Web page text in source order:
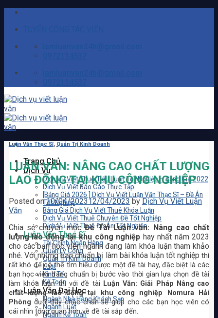
Skip
content
Trang Chủ
Dịch Vụ
Dịch Vụ Viết Thuê Tiểu Luận Tốt Nghiệp – Bảng Giá 2022
Dịch Vụ Viết Báo Cáo Thực Tập
[Bảng Giá 2026 ] Dịch Vụ Viết Luận Văn Thạc Sĩ – Đề Án
Tốt Nghiệp
Bảng Giá Dịch Vụ Viết Thuê Khóa Luận
Dịch Vụ Viết Thuê Chuyên Đề Tốt Nghiệp
Dịch Vụ Viết Thuê Đồ Án Tốt Nghiệp
Luận Văn Thạc Sĩ
Tài Chính Ngân Hàng
Quản Lý Công
Quản Trị Kinh Doanh
Luật
Kinh Tế
Kế Toán
Luận Văn Đại Học
Ngành Nhà Hàng Khách Sạn
Ngành Luật
Ngành Kế Toán
Luận Văn Thạc Sĩ, Quản Trị Kinh Doanh
LUẬN VĂN: NÂNG CAO CHẤT LƯỢNG
LAO ĐỘNG TẠI KHU CÔNG NGHIỆP
Posted on10/04/202312/04/2023byDịch Vụ Viết Luận
Văn
Chia sẻ chuyên mụcĐề Tài Luận văn: Nâng cao chất
lượng lao động tại khu công nghiệp hay nhất năm 2023
cho các bạn học viên ngành đang làm khóa luận tham khảo
nhé. Với những bạn chuẩn bị làm bài khóa luận tốt nghiệp thì
rất khó để có thể tìm hiểu được một đề tài hay, đặc biệt là các
bạn học viên đang chuẩn bị bước vào thời gian lựa chọn đề tài
làm khóa luận thì với đề tài Luận Văn: Giải Pháp Nâng cao
chất lượng lao động tại khu công nghiệp Nomura Hải
Phòng dưới đây chắc chắn sẽ giúp cho các bạn học viên có
cái nhìn tổng quan hơn về đề tài sắp đến.